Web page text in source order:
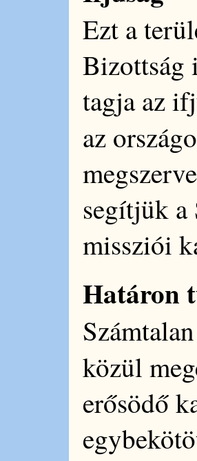
Ezt a
Bizottság
tagja az
az
segítjük a
missziói
Határon
közül
erősödő